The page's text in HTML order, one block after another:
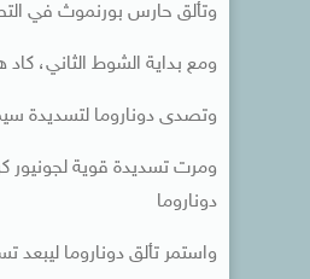
وتألق حارس بورنموث في
ومع بداية الشوط الثاني،
وتصدى دوناروما لتسديدة
دوناروما
واستمر تألق دوناروما